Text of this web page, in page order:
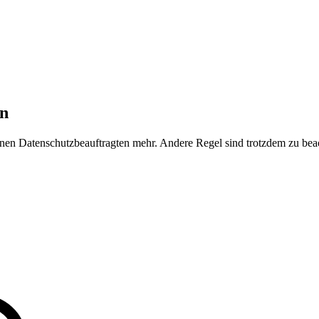
Datenschutzbeauftragten mehr. Andere Regel sind trotzdem zu